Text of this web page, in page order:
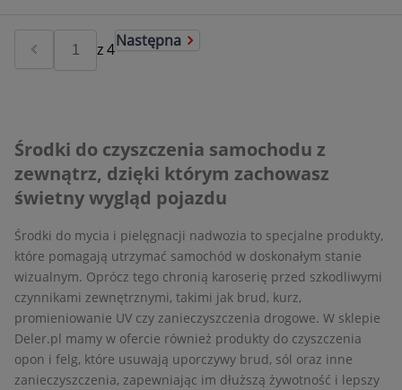
z4Następna
Środki do czyszczenia samochodu z
zewnątrz, dzięki którym zachowasz
świetny wygląd pojazdu
Środki do mycia i pielęgnacji nadwozia to specjalne produkty,
które pomagają utrzymać samochód w doskonałym stanie
wizualnym. Oprócz tego chronią karoserię przed szkodliwymi
czynnikami zewnętrznymi, takimi jak brud, kurz,
promieniowanie UV czy zanieczyszczenia drogowe. W sklepie
Deler.pl mamy w ofercie również produkty do czyszczenia
opon i felg, które usuwają uporczywy brud, sól oraz inne
zanieczyszczenia, zapewniając im dłuższą żywotność i lepszy